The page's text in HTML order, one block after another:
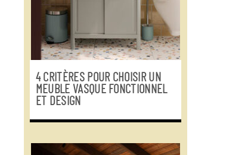
4 CRITÈRES POUR CHOISIR UN
MEUBLE VASQUE FONCTIONNEL
ET DESIGN